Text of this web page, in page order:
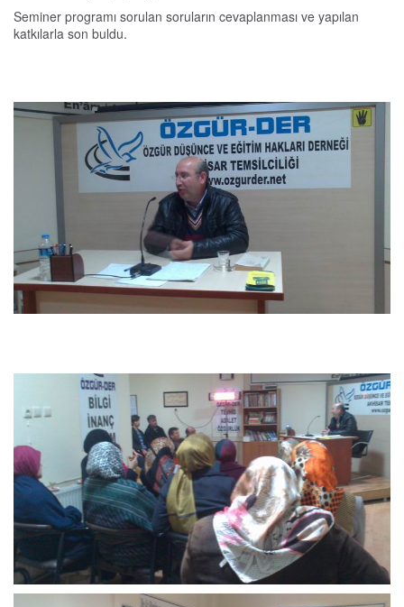
Seminer programı sorulan soruların cevaplanması ve yapılan
katkılarla son buldu.